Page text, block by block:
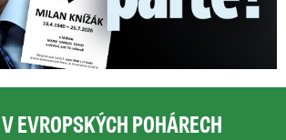
EVROPSKÝCH POHÁRECH